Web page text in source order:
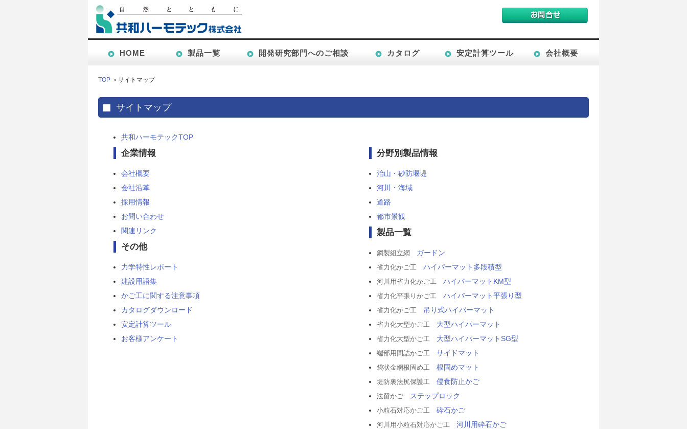
HOME 製品一覧 開発研究部門へのご相談 カタログ 安定計算ツール 会社概要
TOP ＞サイトマップ
サイトマップ
共和ハーモテックTOP
企業情報
会社概要
会社沿革
採用情報
お問い合わせ
関連リンク
その他
力学特性レポート
建設用語集
かご工に関する注意事項
カタログダウンロード
安定計算ツール
お客様アンケート
分野別製品情報
治山・砂防堰堤
河川・海域
道路
都市景観
製品一覧
鋼製組立網 ガードン
省力化かご工 ハイパーマット多段積型
河川用省力化かご工 ハイパーマットKM型
省力化平張りかご工 ハイパーマット平張り型
省力化かご工 吊り式ハイパーマット
省力化大型かご工 大型ハイパーマット
省力化大型かご工 大型ハイパーマットSG型
端部用間詰かご工 サイドマット
袋状金網根固め工 根固めマット
堤防裏法尻保護工 侵食防止かご
法留かご ステップロック
小粒石対応かご工 砕石かご
河川用小粒石対応かご工 河川用砕石かご